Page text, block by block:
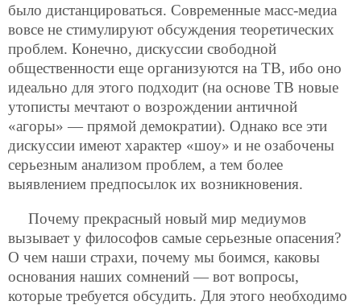
было дистанцироваться. Современные масс-медиа
вовсе не стимулируют обсуждения теоретических
проблем. Конечно, дискуссии свободной
общественности еще организуются на ТВ, ибо оно
идеально для этого подходит (на основе ТВ новые
утописты мечтают о возрождении античной
«агоры» — прямой демократии). Однако все эти
дискуссии имеют характер «шоу» и не озабочены
серьезным анализом проблем, а тем более
выявлением предпосылок их возникновения.
Почему прекрасный новый мир медиумов
вызывает у философов самые серьезные опасения?
О чем наши страхи, почему мы боимся, каковы
основания наших сомнений — вот вопросы,
которые требуется обсудить. Для этого необходимо